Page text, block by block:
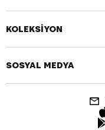
KOLEKSİYON
SOSYAL MEDYA